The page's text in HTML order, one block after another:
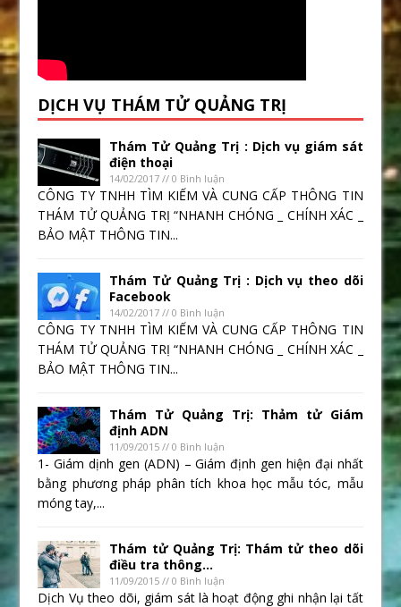
DỊCH VỤ THÁM TỬ QUẢNG TRỊ
Thám Tử Quảng Trị : Dịch vụ giám sát
điện thoại
14/02/2017 // 0 Bình luận
CÔNG TY TNHH TÌM KIẾM VÀ CUNG CẤP THÔNG TIN
THÁM TỬ QUẢNG TRỊ “NHANH CHÓNG _ CHÍNH XÁC _
BẢO MẬT THÔNG TIN...
Thám Tử Quảng Trị : Dịch vụ theo dõi
Facebook
14/02/2017 // 0 Bình luận
CÔNG TY TNHH TÌM KIẾM VÀ CUNG CẤP THÔNG TIN
THÁM TỬ QUẢNG TRỊ “NHANH CHÓNG _ CHÍNH XÁC _
BẢO MẬT THÔNG TIN...
Thám Tử Quảng Trị: Thảm tử Giám
định ADN
11/09/2015 // 0 Bình luận
1- Giám dịnh gen (ADN) – Giám định gen hiện đại nhất
bằng phương pháp phân tích khoa học mẫu tóc, mẫu
móng tay,...
Thám tử Quảng Trị: Thám tử theo dõi
điều tra thông...
11/09/2015 // 0 Bình luận
Dịch Vụ theo dõi, giám sát là hoạt động ghi nhận lại tất